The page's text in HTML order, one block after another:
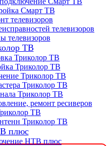
Смарт ТВ
телевизоров
телевизоров
телевизоров
ТВ
Триколор ТВ
Триколор ТВ
Триколор ТВ
Триколор ТВ
Триколор ТВ
ремонт ресиверов
ТВ
Триколор ТВ
плюс
НТВ плюс